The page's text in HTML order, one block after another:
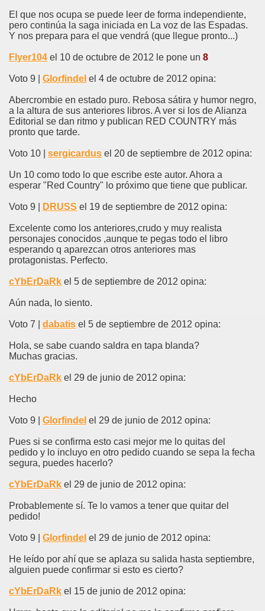
El que nos ocupa se puede leer de forma independiente,
pero continúa la saga iniciada en La voz de las Espadas.
Y nos prepara para el que vendrá (que llegue pronto...)
Flyer104 el 10 de octubre de 2012 le pone un 8
Voto 9 | Glorfindel el 4 de octubre de 2012 opina:
Abercrombie en estado puro. Rebosa sátira y humor negro,
a la altura de sus anteriores libros. A ver si los de Alianza
Editorial se dan ritmo y publican RED COUNTRY más
pronto que tarde.
Voto 10 | sergicardus el 20 de septiembre de 2012 opina:
Un 10 como todo lo que escribe este autor. Ahora a
esperar "Red Country" lo próximo que tiene que publicar.
Voto 9 | DRUSS el 19 de septiembre de 2012 opina:
Excelente como los anteriores,crudo y muy realista
personajes conocidos ,aunque te pegas todo el libro
esperando q aparezcan otros anteriores mas
protagonistas. Perfecto.
cYbErDaRk el 5 de septiembre de 2012 opina:
Aún nada, lo siento.
Voto 7 | dabatis el 5 de septiembre de 2012 opina:
Hola, se sabe cuando saldra en tapa blanda?
Muchas gracias.
cYbErDaRk el 29 de junio de 2012 opina:
Hecho
Voto 9 | Glorfindel el 29 de junio de 2012 opina:
Pues si se confirma esto casi mejor me lo quitas del
pedido y lo incluyo en otro pedido cuando se sepa la fecha
segura, puedes hacerlo?
cYbErDaRk el 29 de junio de 2012 opina:
Probablemente sí. Te lo vamos a tener que quitar del
pedido!
Voto 9 | Glorfindel el 29 de junio de 2012 opina:
He leído por ahí que se aplaza su salida hasta septiembre,
alguien puede confirmar si esto es cierto?
cYbErDaRk el 15 de junio de 2012 opina: